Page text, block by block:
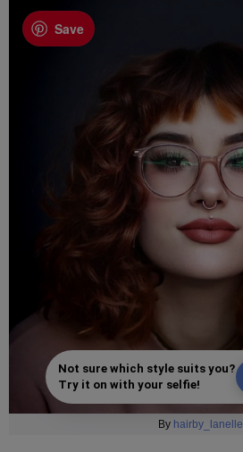
Save
Not sure which style suits you?
Try it on with your selfie!
By hairby_lanelle